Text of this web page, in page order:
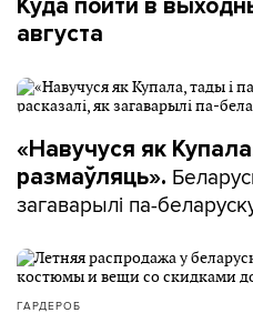
Куда пойти в
августа
«Навучуся як
размаўляць».
загаварылі па-
ГАРДЕРОБ